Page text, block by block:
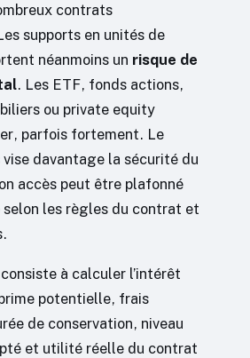
contrats
supports en unités de
néanmoins un risque de
. Les ETF, fonds actions,
ou private equity
parfois fortement. Le
vise davantage la sécurité du
accès peut être plafonné
selon les règles du contrat et
à calculer l’intérêt
potentielle, frais
de conservation, niveau
et utilité réelle du contrat